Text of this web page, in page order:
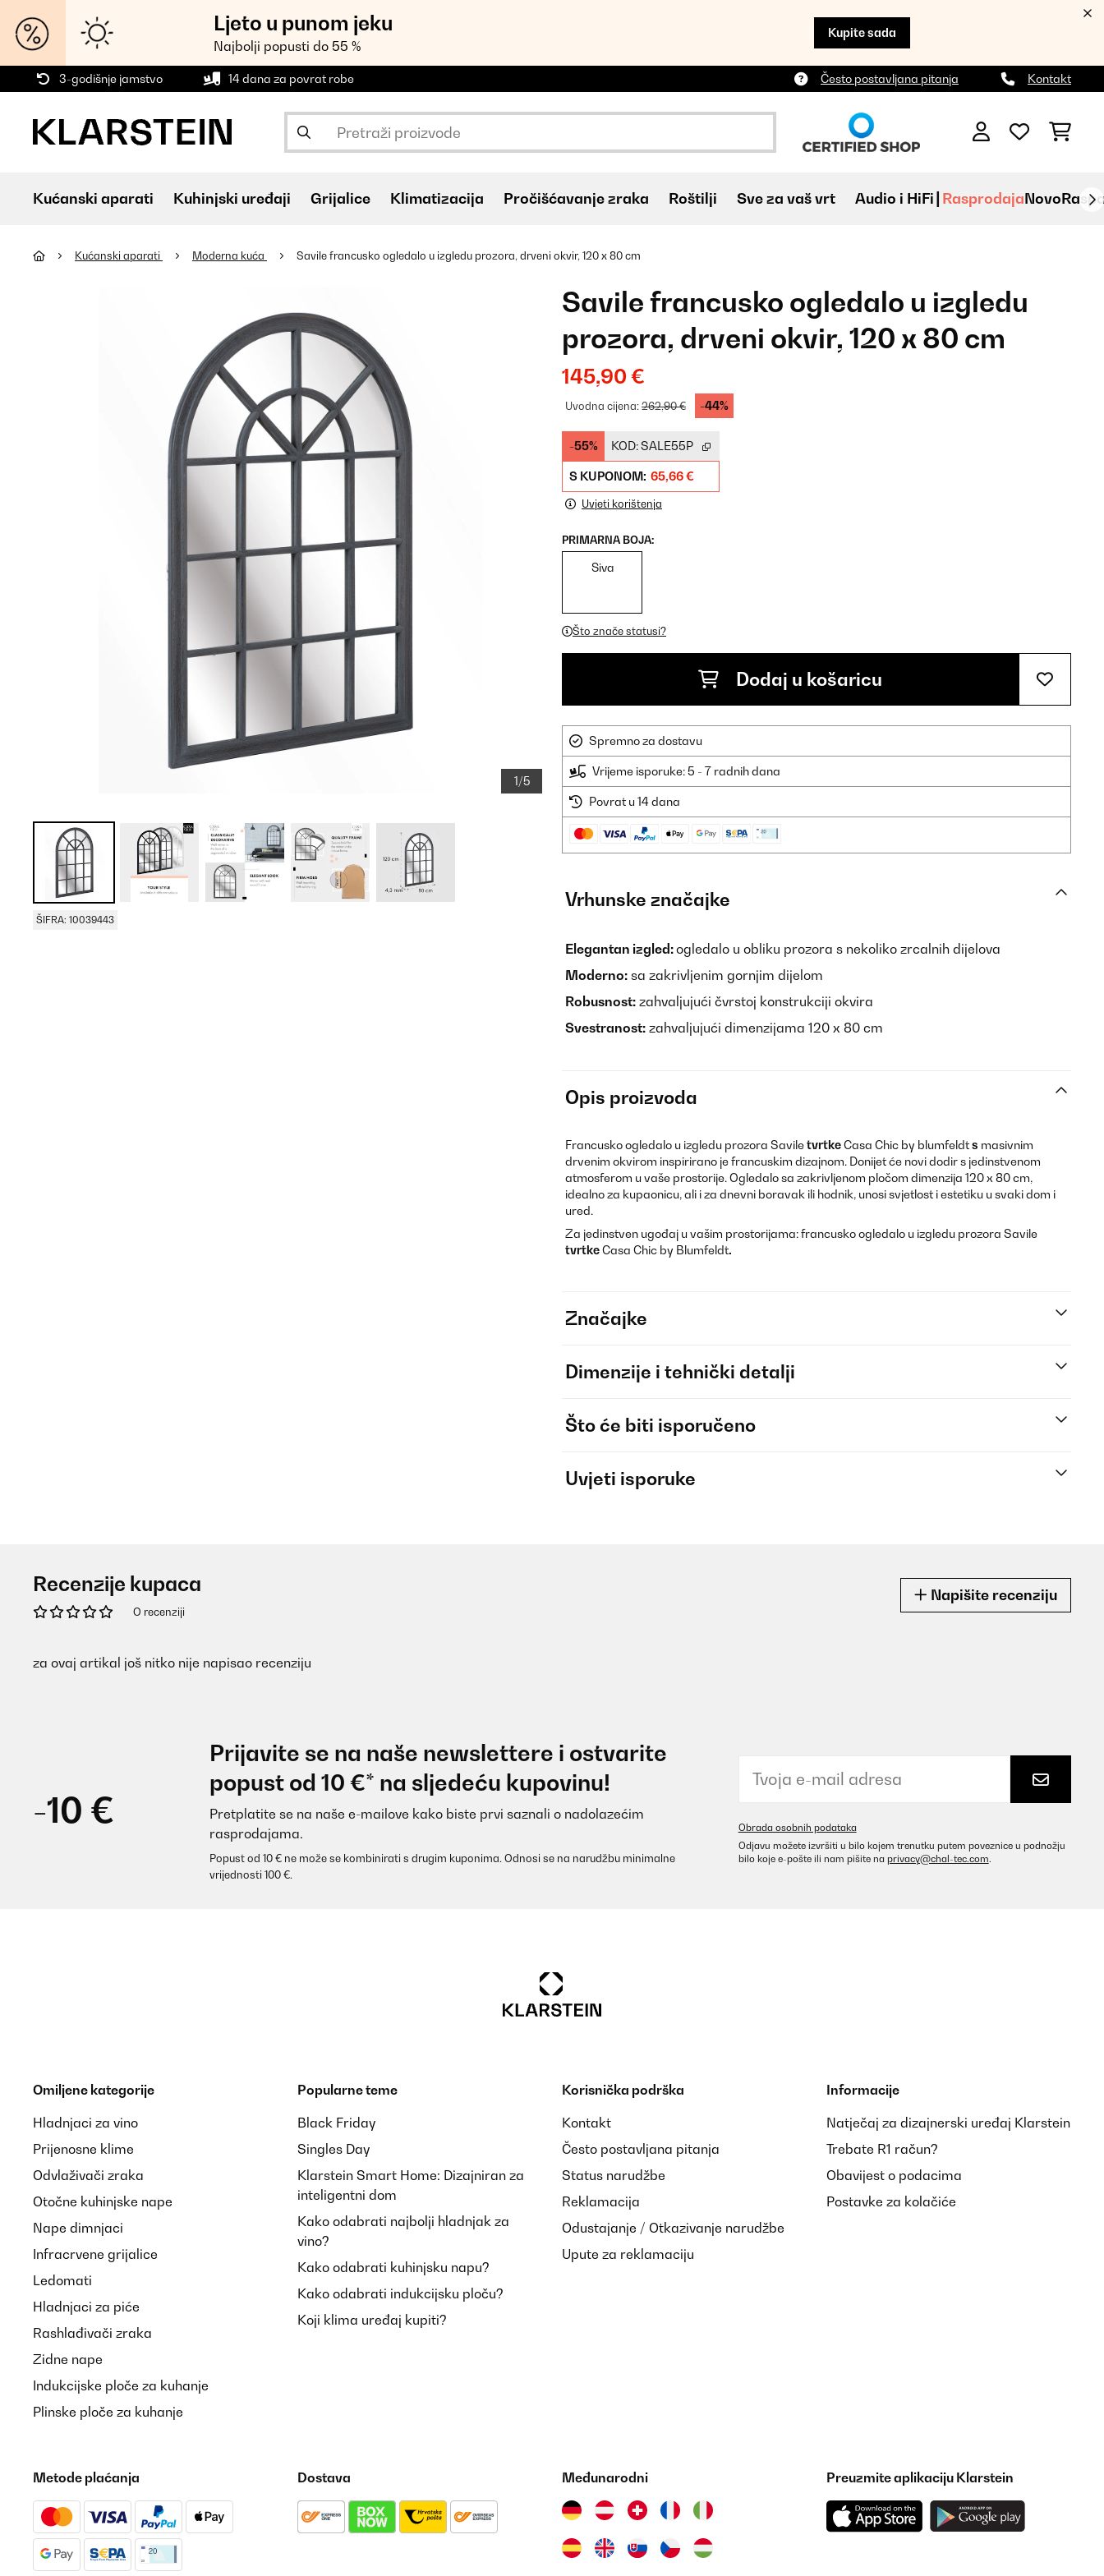
Ljeto u punom jeku
Najbolji popusti do 55 %
Kupite sada
3-godišnje jamstvo 14 dana za povrat robe Često postavljana pitanja Kontakt
Kućanski aparati Kuhinjski uređaji Grijalice Klimatizacija Pročišćavanje zraka Roštilji Sve za vaš vrt Audio i HiFi RasprodajaNovo
Kućanski aparati Moderna kuća Savile francusko ogledalo u izgledu prozora, drveni okvir, 120 x 80 cm
1/5
ŠIFRA: 10039443
Savile francusko ogledalo u izgledu
prozora, drveni okvir, 120 x 80 cm
145,90 €
Uvodna cijena:262,90 € -44%
-55% KOD:SALE55P
S KUPONOM: 65,66 €
Uvjeti korištenja
PRIMARNA BOJA:
Siva
Što znače statusi?
Dodaj u košaricu
Spremno za dostavu
Vrijeme isporuke: 5 - 7 radnih dana
Povrat u 14 dana
Vrhunske značajke
Elegantan izgled:ogledalo u obliku prozora s nekoliko zrcalnih dijelova
Moderno: sa zakrivljenim gornjim dijelom
Robusnost: zahvaljujući čvrstoj konstrukciji okvira
Svestranost: zahvaljujući dimenzijama 120 x 80 cm
Opis proizvoda
Francusko ogledalo u izgledu prozora SaviletvrtkeCasa Chic by blumfeldts masivnim
drvenim okvirom inspirirano je francuskim dizajnom. Donijet će novi dodir s jedinstvenom
atmosferom u vaše prostorije. Ogledalo sa zakrivljenom pločom dimenzija 120 x 80 cm,
idealno za kupaonicu, ali i za dnevni boravak ili hodnik, unosi svjetlost i estetiku u svaki dom i
ured.
Za jedinstven ugođaj u vašim prostorijama: francusko ogledalo u izgledu prozora Savile
tvrtkeCasa Chic by Blumfeldt.
Značajke
Dimenzije i tehnički detalji
Što će biti isporučeno
Uvjeti isporuke
Recenzije kupaca
O recenziji
Napišite recenziju
za ovaj artikal još nitko nije napisao recenziju
-10 €
Prijavite se na naše newslettere i ostvarite
popust od 10 €* na sljedeću kupovinu!
Pretplatite se na naše e-mailove kako biste prvi saznali o nadolazećim
rasprodajama.
Popust od 10 € ne može se kombinirati s drugim kuponima. Odnosi se na narudžbu minimalne
vrijednosti 100 €.
Obrada osobnih podataka
Odjavu možete izvršiti u bilo kojem trenutku putem poveznice u podnožju
bilo koje e-pošte ili nam pišite na privacy@chal-tec.com.
Omiljene kategorije
Hladnjaci za vino
Prijenosne klime
Odvlaživači zraka
Otočne kuhinjske nape
Nape dimnjaci
Infracrvene grijalice
Ledomati
Hladnjaci za piće
Rashlađivači zraka
Zidne nape
Indukcijske ploče za kuhanje
Plinske ploče za kuhanje
Popularne teme
Black Friday
Singles Day
Klarstein Smart Home: Dizajniran za
inteligentni dom
Kako odabrati najbolji hladnjak za
vino?
Kako odabrati kuhinjsku napu?
Kako odabrati indukcijsku ploču?
Koji klima uređaj kupiti?
Korisnička podrška
Kontakt
Često postavljana pitanja
Status narudžbe
Reklamacija
Odustajanje / Otkazivanje narudžbe
Upute za reklamaciju
Informacije
Natječaj za dizajnerski uređaj Klarstein
Trebate R1 račun?
Obavijest o podacima
Postavke za kolačiće
Metode plaćanja Dostava Međunarodni Preuzmite aplikaciju Klarstein